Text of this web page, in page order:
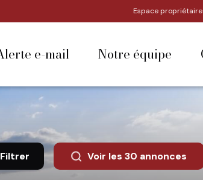
Espace propriétaire
alerte e-mail notre équipe
Filtrer Voir les 30 annonces